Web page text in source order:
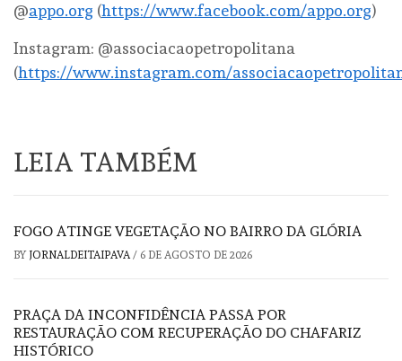
@appo.org (https://www.facebook.com/appo.org)
Instagram: @associacaopetropolitana
(https://www.instagram.com/
LEIA TAMBÉM
FOGO ATINGE VEGETAÇÃO NO BAIRRO DA GLÓRIA
BY JORNALDEITAIPAVA/ 6 DE AGOSTO DE 2026
PRAÇA DA INCONFIDÊNCIA PASSA POR
RESTAURAÇÃO COM RECUPERAÇÃO DO CHAFARIZ
HISTÓRICO